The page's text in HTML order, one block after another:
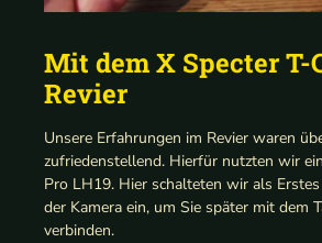
Mit dem X Specter T-
Revier
Unsere Erfahrungen im Revier waren
zufriedenstellend. Hierfür nutzten wir
Pro LH19. Hier schalteten wir als
der Kamera ein, um Sie später mit dem
verbinden.